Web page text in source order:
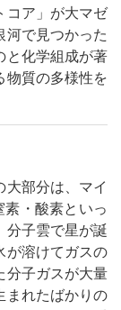
コア」が大マゼ
で見つかった
と化学組成が著
物質の多様性を
部分は、マイ
・酸素といっ
分子雲で星が誕
が溶けてガスの
分子ガスが大量
まれたばかりの